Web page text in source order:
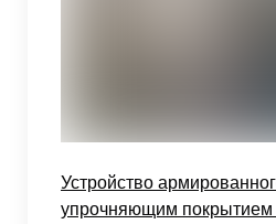
Устройство
упрочняющим покрытием